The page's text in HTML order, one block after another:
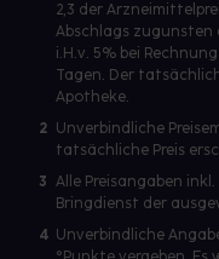
2,3 der
Abschlags zugunsten
i.H.v. 5% bei
Tagen. Der
Apotheke.
2 Unverbindliche
tatsächliche Preis
3 Alle Preisangaben
Bringdienst der
4 Unverbindliche